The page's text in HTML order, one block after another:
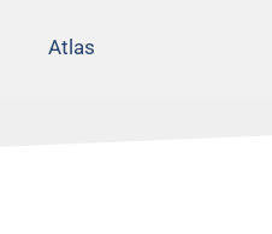
Atlas